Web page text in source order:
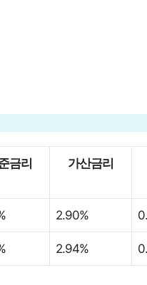
금리 가산금리
2.90%
2.94%